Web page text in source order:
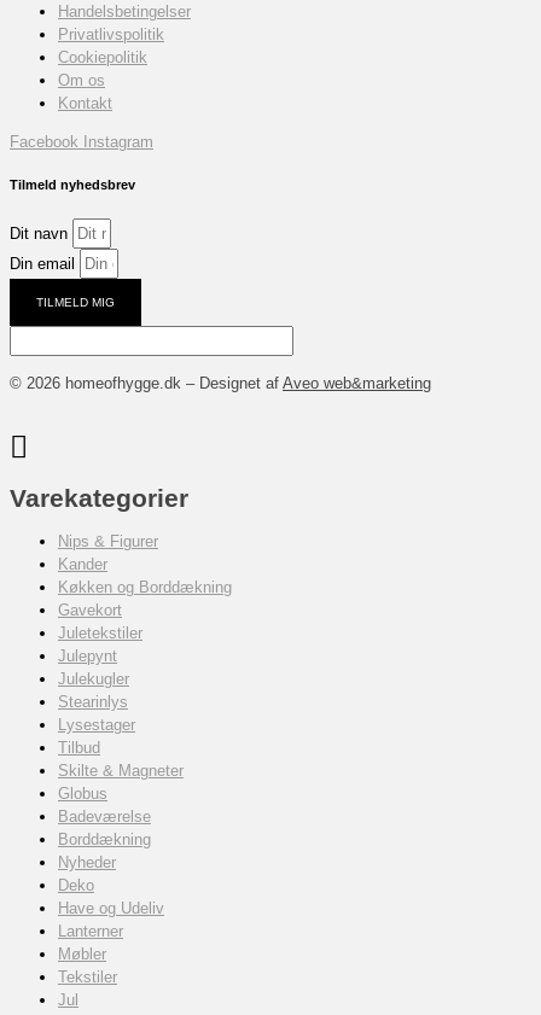
Handelsbetingelser
Privatlivspolitik
Cookiepolitik
Om os
Kontakt
Facebook Instagram
Tilmeld nyhedsbrev
Dit navn
Din email
TILMELD MIG
© 2026 homeofhygge.dk – Designet af Aveo web&marketing
Varekategorier
Nips & Figurer
Kander
Køkken og Borddækning
Gavekort
Juletekstiler
Julepynt
Julekugler
Stearinlys
Lysestager
Tilbud
Skilte & Magneter
Globus
Badeværelse
Borddækning
Nyheder
Deko
Have og Udeliv
Lanterner
Møbler
Tekstiler
Jul